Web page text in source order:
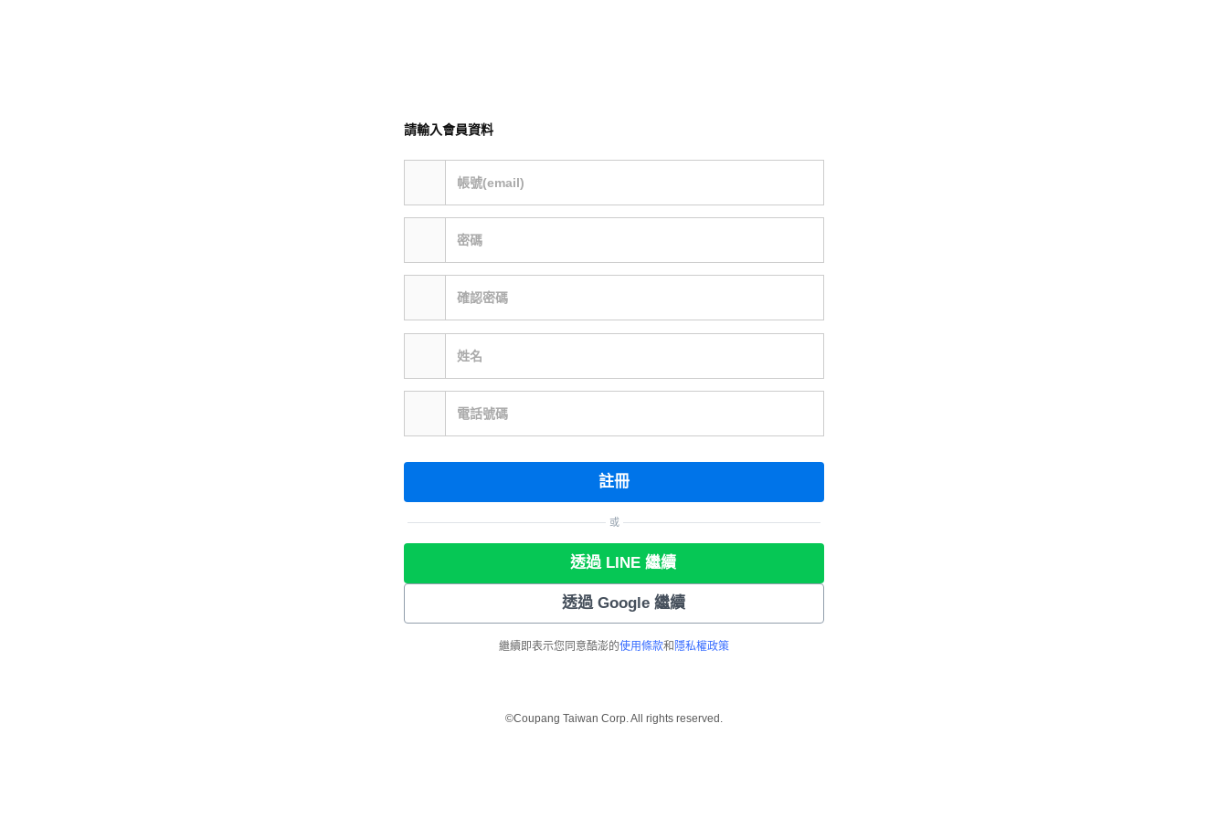
請輸入會員資料
帳號(email)
密碼
確認密碼
姓名
電話號碼
註冊
或
透過 LINE 繼續
透過 Google 繼續
繼續即表示您同意酷澎的使用條款和 隱私權政策
©Coupang Taiwan Corp. All rights reserved.